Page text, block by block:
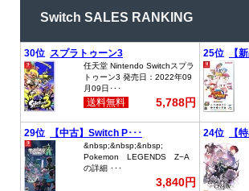
Switch SALES RANKING